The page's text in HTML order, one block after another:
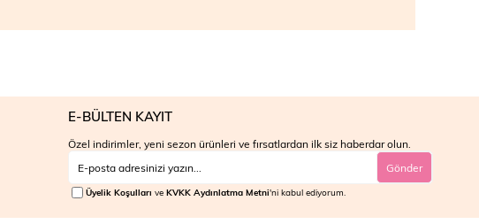
E-BÜLTEN KAYIT
Özel indirimler, yeni sezon ürünleri ve fırsatlardan ilk siz haberdar olun.
Gönder
Üyelik Koşulları ve KVKK Aydınlatma Metni'ni kabul ediyorum.